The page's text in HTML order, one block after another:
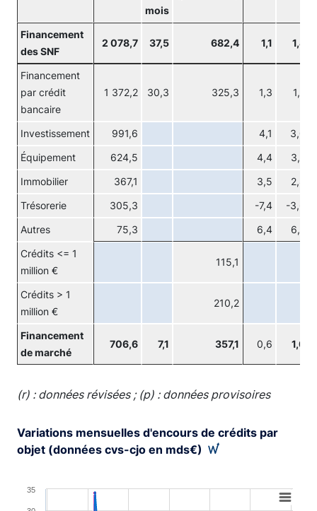
mois
Financement
des SNF
2 078,7 37,5 682,4 1,1 1,4
Financement
par crédit
bancaire
1 372,2 30,3 325,3 1,3 1,7
Investissement 991,6 4,1 3,0
Équipement 624,5 4,4 3,2
Immobilier 367,1 3,5 2,8
Trésorerie 305,3 -7,4 -3,6
Autres 75,3 6,4 6,7
Crédits <= 1
million €
115,1
Crédits > 1
million €
210,2
Financement
de marché
706,6 7,1 357,1 0,6 1,0
(r) : données révisées ; (p) : données provisoires
Variations mensuelles d'encours de crédits par
objet (données cvs-cjo en mds€)
35